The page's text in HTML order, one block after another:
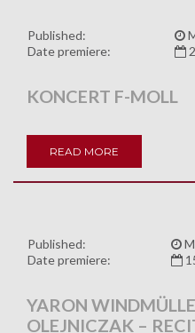
Published:
Date premiere:
KONCERT F-MOLL
READ MORE
Published:
Date premiere:
YARON
OLEJNICZAK –